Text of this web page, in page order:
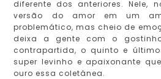
diferente dos anteriores. Nele,
versão do amor em um
problemático, mas cheio de
deixa a gente com o
contrapartida, o quinto e
super levinho e apaixonante
ouro essa coletânea.